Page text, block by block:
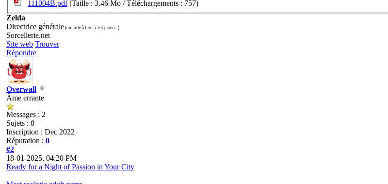
111004B.pdf(Taille : 3.46 Mo / Téléchargements : 757)
Zelda
Directrice générale (ou folle à lier... c'est pareil...)
Sorcellerie.net
Site web Trouver
Répondre
Overwall
Âme errante
Messages : 2
Sujets : 0
Inscription : Dec 2022
Réputation : 0
#2
18-01-2025, 04:20 PM
Ready for a Night of Passion in Your City